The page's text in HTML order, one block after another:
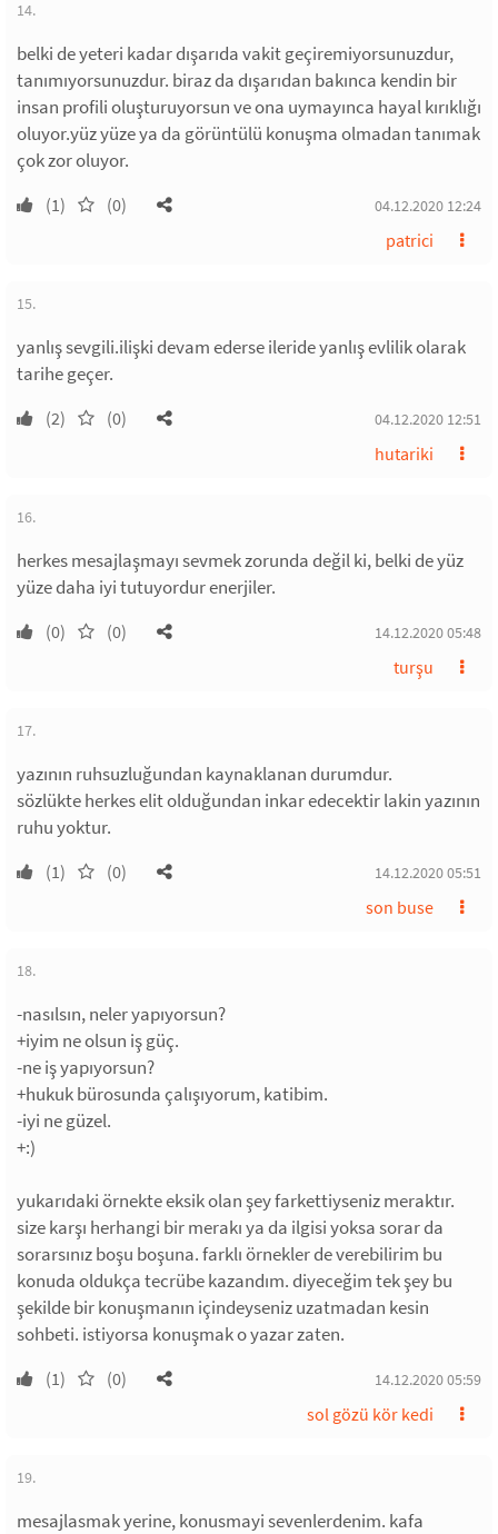
14.
belki de yeteri kadar dışarıda vakit geçiremiyorsunuzdur,
tanımıyorsunuzdur. biraz da dışarıdan bakınca kendin bir
insan profili oluşturuyorsun ve ona uymayınca hayal kırıklığı
oluyor.yüz yüze ya da görüntülü konuşma olmadan tanımak
çok zor oluyor.
(1) (0) 04.12.2020 12:24
patrici
15.
yanlış sevgili.ilişki devam ederse ileride yanlış evlilik olarak
tarihe geçer.
(2) (0) 04.12.2020 12:51
hutariki
16.
herkes mesajlaşmayı sevmek zorunda değil ki, belki de yüz
yüze daha iyi tutuyordur enerjiler.
(0) (0) 14.12.2020 05:48
turşu
17.
yazının ruhsuzluğundan kaynaklanan durumdur.
sözlükte herkes elit olduğundan inkar edecektir lakin yazının
ruhu yoktur.
(1) (0) 14.12.2020 05:51
son buse
18.
-nasılsın, neler yapıyorsun?
+iyim ne olsun iş güç.
-ne iş yapıyorsun?
+hukuk bürosunda çalışıyorum, katibim.
-iyi ne güzel.
+:)
yukarıdaki örnekte eksik olan şey farkettiyseniz meraktır.
size karşı herhangi bir merakı ya da ilgisi yoksa sorar da
sorarsınız boşu boşuna. farklı örnekler de verebilirim bu
konuda oldukça tecrübe kazandım. diyeceğim tek şey bu
şekilde bir konuşmanın içindeyseniz uzatmadan kesin
sohbeti. istiyorsa konuşmak o yazar zaten.
(1) (0) 14.12.2020 05:59
sol gözü kör kedi
19.
mesajlasmak yerine, konusmayi sevenlerdenim. kafa